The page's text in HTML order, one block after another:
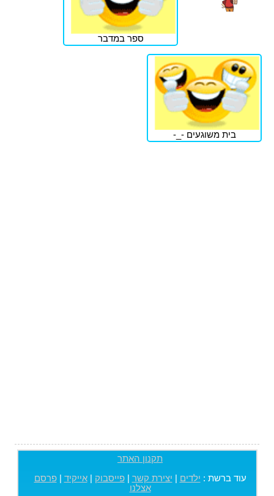
ספר במדבר
בית משוגעים -_-
תקנון האתר
עוד ברשת : ילדים יצירת קשר |פייסבוק |אייקיד |פרסם
אצלנו